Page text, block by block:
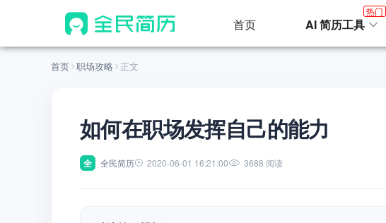
首页 AI 简历工具
热门
首页 职场攻略 正文
如何在职场发挥自己的能力
全 全民简历 2020-06-01 16:21:00 3688 阅读